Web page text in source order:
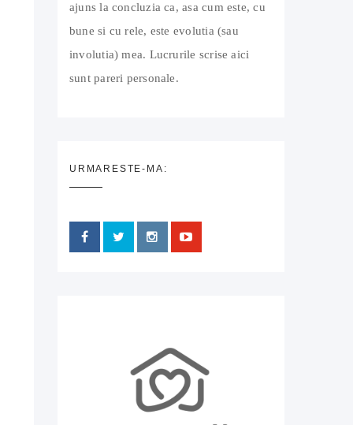
ajuns la concluzia ca, asa cum este, cu
bune si cu rele, este evolutia (sau
involutia) mea. Lucrurile scrise aici
sunt pareri personale.
URMARESTE-MA: